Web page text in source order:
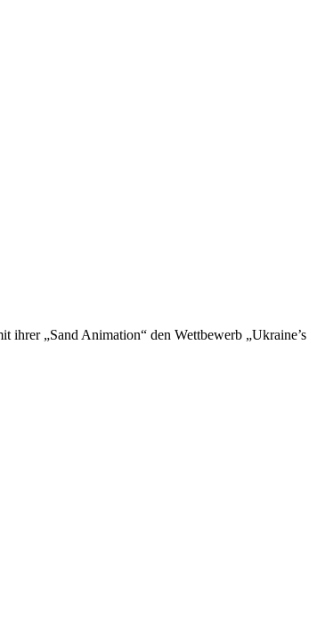
ihrer „Sand Animation“ den Wettbewerb „Ukraine’s